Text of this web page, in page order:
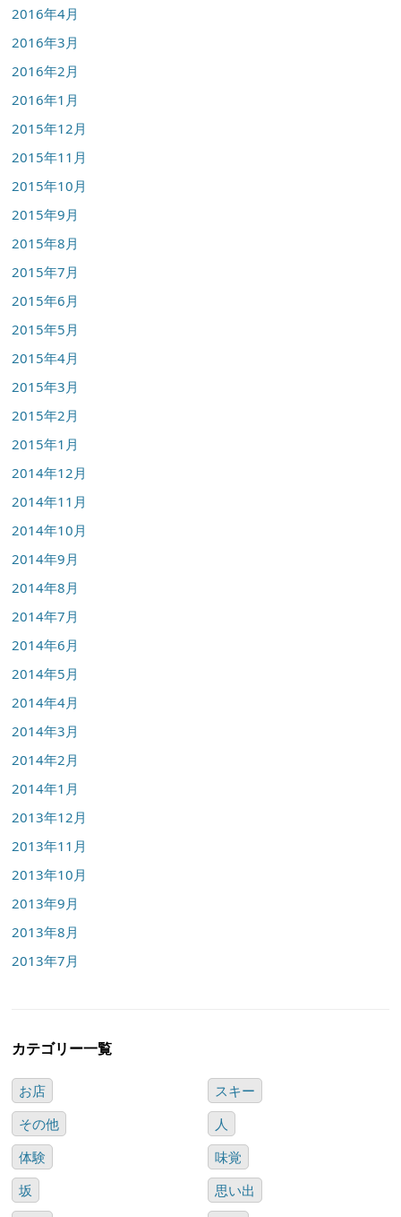
2016年4月
2016年3月
2016年2月
2016年1月
2015年12月
2015年11月
2015年10月
2015年9月
2015年8月
2015年7月
2015年6月
2015年5月
2015年4月
2015年3月
2015年2月
2015年1月
2014年12月
2014年11月
2014年10月
2014年9月
2014年8月
2014年7月
2014年6月
2014年5月
2014年4月
2014年3月
2014年2月
2014年1月
2013年12月
2013年11月
2013年10月
2013年9月
2013年8月
2013年7月
カテゴリー一覧
お店
スキー
その他
人
体験
味覚
坂
思い出